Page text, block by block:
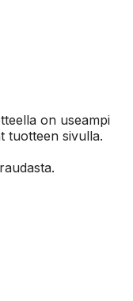
on useampi
tuotteen sivulla.